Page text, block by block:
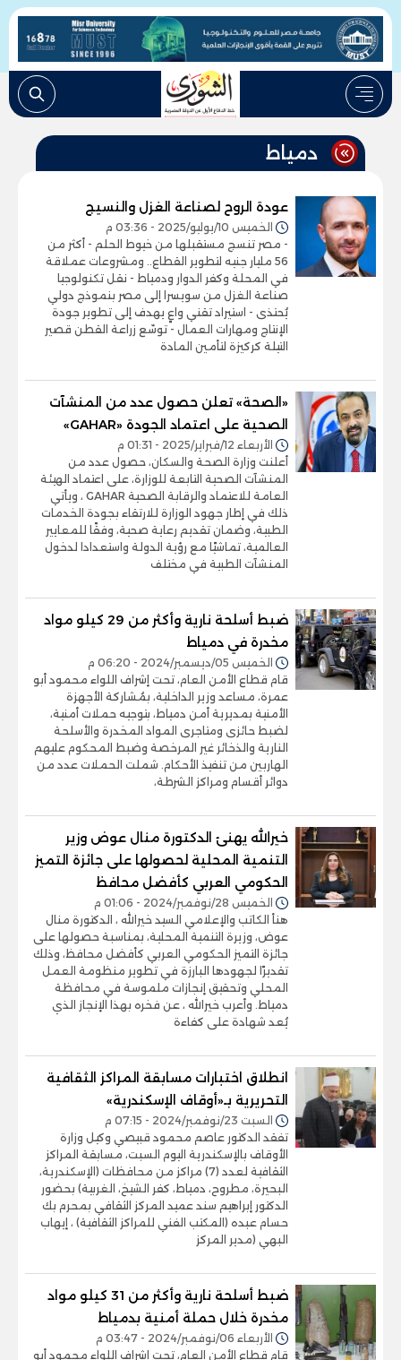
دمياط
عودة الروح لصناعة الغزل والنسيج
الخميس 10/يوليو/2025 - 03:36 م
- مصر تنسج مستقبلها من خيوط الحلم - أكثر من
56 مليار جنيه لتطوير القطاع.. ومشروعات عملاقة
في المحلة وكفر الدوار ودمياط - نقل تكنولوجيا
صناعة الغزل من سويسرا إلى مصر بنموذج دولي
يُحتذى - استيراد تقني واعٍ يهدف إلى تطوير جودة
الإنتاج ومهارات العمال - توسّع زراعة القطن قصير
التيلة كركيزة لتأمين المادة
«الصحة» تعلن حصول عدد من المنشآت
الصحية على اعتماد الجودة «GAHAR»
الأربعاء 12/فبراير/2025 - 01:31 م
أعلنت وزارة الصحة والسكان، حصول عدد من
المنشآت الصحية التابعة للوزارة، على اعتماد الهيئة
العامة للاعتماد والرقابة الصحية GAHAR ، ويأتي
ذلك في إطار جهود الوزارة للارتقاء بجودة الخدمات
الطبية، وضمان تقديم رعاية صحية، وفقًا للمعايير
العالمية، تماشيًا مع رؤية الدولة واستعدادا لدخول
المنشآت الطبية في مختلف
ضبط أسلحة نارية وأكثر من 29 كيلو مواد
مخدرة في دمياط
الخميس 05/ديسمبر/2024 - 06:20 م
قام قطاع الأمن العام، تحت إشراف اللواء محمود أبو
عمرة، مساعد وزير الداخلية، بمُشاركة الأجهزة
الأمنية بمديرية أمن دمياط، بتوجيه حملات أمنية،
لضبط حائزى ومتاجرى المواد المخدرة والأسلحة
النارية والذخائر غير المرخصة وضبط المحكوم عليهم
الهاربين من تنفيذ الأحكام. شملت الحملات عدد من
دوائر أقسام ومراكز الشرطة،
خيرالله يهنئ الدكتورة منال عوض وزير
التنمية المحلية لحصولها على جائزة التميز
الحكومي العربي كأفضل محافظ
الخميس 28/نوفمبر/2024 - 01:06 م
هنأ الكاتب والإعلامي السيد خيرالله ، الدكتورة منال
عوض، وزيرة التنمية المحلية، بمناسبة حصولها على
جائزة التميز الحكومي العربي كأفضل محافظ، وذلك
تقديرًا لجهودها البارزة في تطوير منظومة العمل
المحلي وتحقيق إنجازات ملموسة في محافظة
دمياط. وأعرب خيرالله ، عن فخره بهذا الإنجاز الذي
يُعد شهادة على كفاءة
انطلاق اختبارات مسابقة المراكز الثقافية
التحريرية بـ«أوقاف الإسكندرية»
السبت 23/نوفمبر/2024 - 07:15 م
تفقد الدكتور عاصم محمود قبيصي وكيل وزارة
الأوقاف بالإسكندرية اليوم السبت، مسابقة المراكز
الثقافية لعدد (7) مراكز من محافظات (الإسكندرية،
البحيرة، مطروح، دمياط، كفر الشيخ، الغربية) بحضور
الدكتور إبراهيم سند عميد المركز الثقافي بمحرم بك
حسام عبده (المكتب الفني للمراكز الثقافية) ، إيهاب
البهي (مدير المركز
ضبط أسلحة نارية وأكثر من 31 كيلو مواد
مخدرة خلال حملة أمنية بدمياط
الأربعاء 06/نوفمبر/2024 - 03:47 م
قام قطاع الأمن العام، تحت إشراف اللواء محمود أبو